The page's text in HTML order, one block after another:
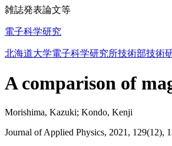
雑誌発表論文等
電子科学研究
北海道大学電子科学研究所技術部技術
A comparison of
Morishima, Kazuki; Kondo, Kenji
Journal of Applied Physics, 2021, 129(12),